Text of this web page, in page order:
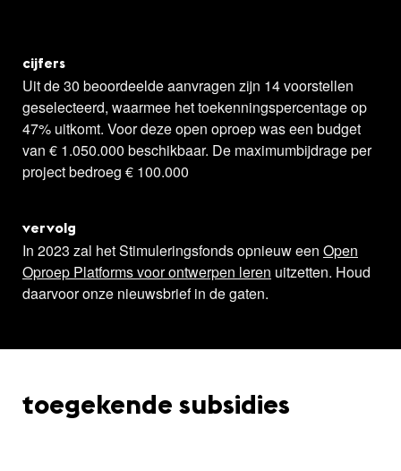
cijfers
Uit de 30 beoordeelde aanvragen zijn 14 voorstellen
geselecteerd, waarmee het toekenningspercentage op
47% uitkomt. Voor deze open oproep was een budget
van € 1.050.000 beschikbaar. De maximumbijdrage per
project bedroeg € 100.000
vervolg
In 2023 zal het Stimuleringsfonds opnieuw een Open
Oproep Platforms voor ontwerpen leren uitzetten. Houd
daarvoor onze nieuwsbrief in de gaten.
toegekende subsidies